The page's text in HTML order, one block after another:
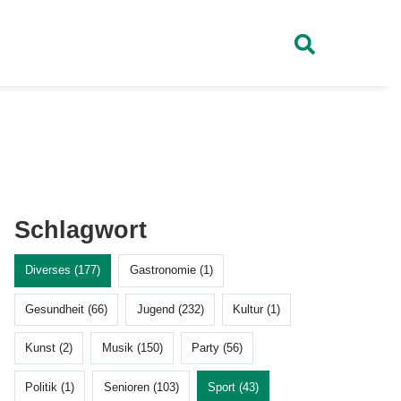
Schlagwort
Diverses (177) Gastronomie (1)
Gesundheit (66) Jugend (232) Kultur (1)
Kunst (2) Musik (150) Party (56)
Politik (1) Senioren (103) Sport (43)